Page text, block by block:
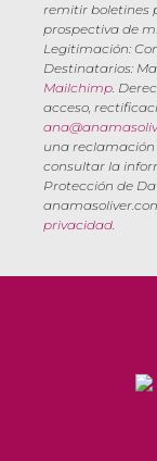
remitir boletines
prospectiva de
Legitimación:
Destinatarios:
Mailchimp.
acceso,
una
consultar la
Protección de
privacidad.